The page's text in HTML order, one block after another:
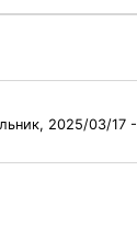
2025/03/17 -